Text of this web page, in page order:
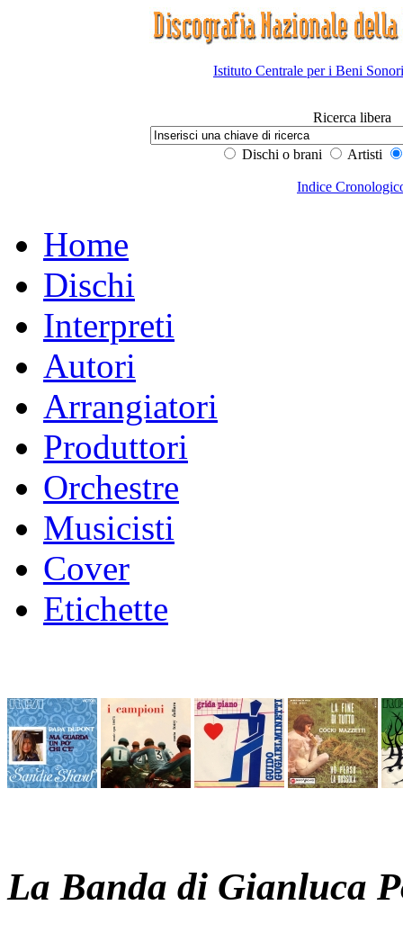
Istituto Centrale per i Beni
Ricerca libera
Dischi o brani Artisti
Indice
Home
Dischi
Interpreti
Autori
Arrangiatori
Produttori
Orchestre
Musicisti
Cover
Etichette
La Banda di Gianluca